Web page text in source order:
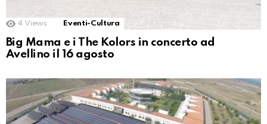
4 Views Eventi-Cultura
Big Mama e i The Kolors in concerto ad
Avellino il 16 agosto